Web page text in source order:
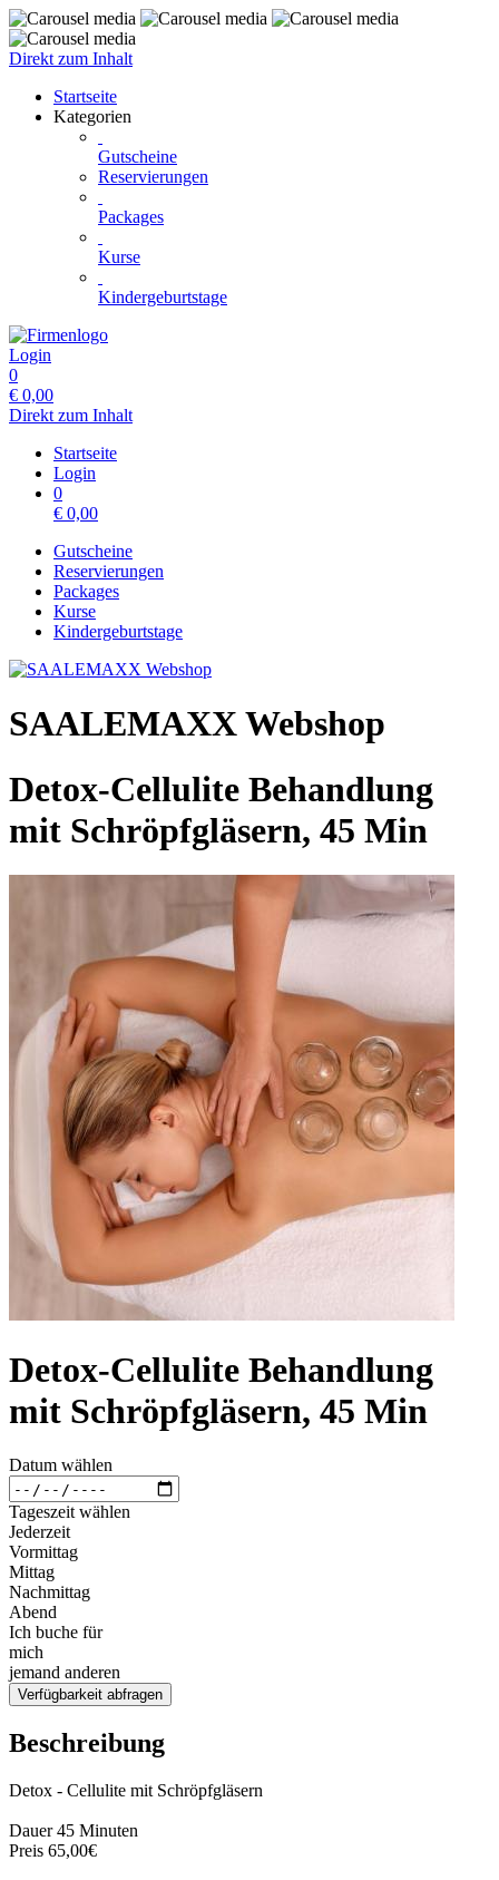
Direkt zum Inhalt
Startseite
Kategorien
Gutscheine
Reservierungen
Packages
Kurse
Kindergeburtstage
Login
0
€ 0,00
Direkt zum Inhalt
Startseite
Login
0
€ 0,00
Gutscheine
Reservierungen
Packages
Kurse
Kindergeburtstage
SAALEMAXX Webshop
Detox-Cellulite Behandlung
mit Schröpfgläsern, 45 Min
Detox-Cellulite Behandlung
mit Schröpfgläsern, 45 Min
Datum wählen
Tageszeit wählen
Jederzeit
Vormittag
Mittag
Nachmittag
Abend
Ich buche für
mich
jemand anderen
Verfügbarkeit abfragen
Beschreibung
Detox - Cellulite mit Schröpfgläsern
Dauer 45 Minuten
Preis 65,00€